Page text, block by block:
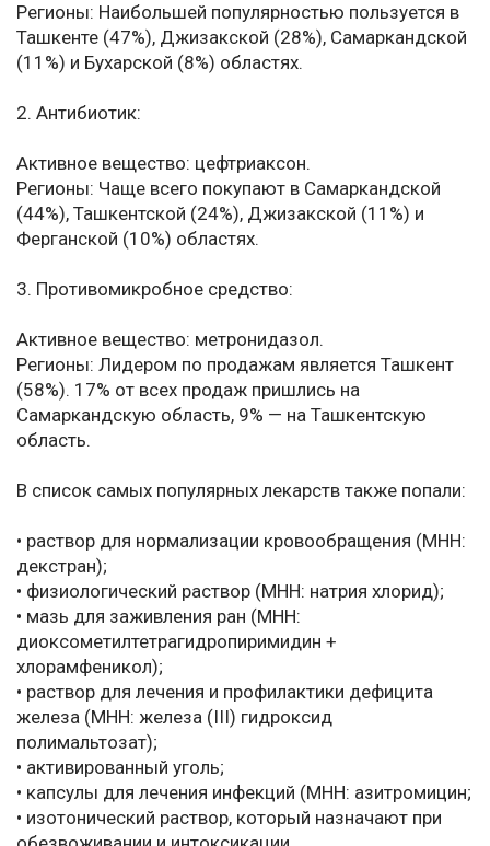
Регионы: Наибольшей популярностью пользуется в
Ташкенте (47%), Джизакской (28%), Самаркандской
(11%) и Бухарской (8%) областях.
2. Антибиотик:
Активное вещество: цефтриаксон.
Регионы: Чаще всего покупают в Самаркандской
(44%), Ташкентской (24%), Джизакской (11%) и
Ферганской (10%) областях.
3. Противомикробное средство:
Активное вещество: метронидазол.
Регионы: Лидером по продажам является Ташкент
(58%). 17% от всех продаж пришлись на
Самаркандскую область, 9% — на Ташкентскую
область.
В список самых популярных лекарств также попали:
• раствор для нормализации кровообращения (МНН:
декстран);
• физиологический раствор (МНН: натрия хлорид);
• мазь для заживления ран (МНН:
диоксометилтетрагидропиримидин +
хлорамфеникол);
• раствор для лечения и профилактики дефицита
железа (МНН: железа (III) гидроксид
полимальтозат);
• активированный уголь;
• капсулы для лечения инфекций (МНН: азитромицин;
• изотонический раствор, который назначают при